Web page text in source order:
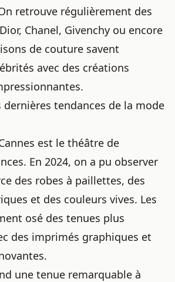
retrouve régulièrement des
Chanel, Givenchy ou encore
de couture savent
avec des créations
dernières tendances de la mode
est le théâtre de
En 2024, on a pu observer
des robes à paillettes, des
et des couleurs vives. Les
osé des tenues plus
des imprimés graphiques et
une tenue remarquable à